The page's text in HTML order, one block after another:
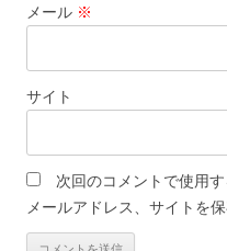
メール ※
サイト
次回のコメントで使用
メールアドレス、サイトを保